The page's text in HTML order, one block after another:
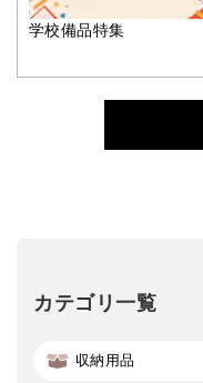
学校備品特集
カテゴリ一覧
収納用品